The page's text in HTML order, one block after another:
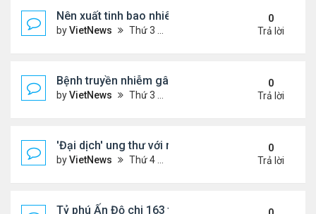
Nên xuất tinh bao nhiêu lần một tuần?
byVietNews Thứ 3 Tháng 10 25, 2022 4:24 pm
0
Trả lời
Bệnh truyền nhiễm gây chết người nhiều nhất thế
byVietNews Thứ 3 Tháng 10 25, 2022 4:19 pm
0
Trả lời
'Đại dịch' ung thư với người dưới 50 tuổi
byVietNews Thứ 4 Tháng 10 19, 2022 4:51 pm
0
Trả lời
Tỷ phú Ấn Độ chi 163 triệu USD mua biệt thự đắt